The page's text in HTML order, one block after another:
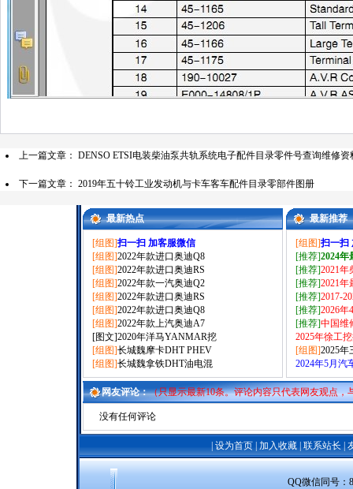
上一篇文章： DENSO ETSI电装柴油泵共轨系统电子配件目录零件号查询维修资
下一篇文章： 2019年五十铃工业发动机与卡车客车配件目录零部件图册
最新热点 最新推荐
[组图]扫一扫 加客服微信
[组图]2022年款进口奥迪Q8
[组图]2022年款进口奥迪RS
[组图]2022年款一汽奥迪Q2
[组图]2022年款进口奥迪RS
[组图]2022年款进口奥迪Q8
[组图]2022年款上汽奥迪A7
[图文]2020年洋马YANMAR挖
[组图]长城魏摩卡DHT PHEV
[组图]长城魏拿铁DHT油电混
[组图]扫一扫
[推荐]2024年
[推荐]2021年
[推荐]2021年
[推荐]2017-
[推荐]2026年
[推荐]中国维
2025年徐工
[组图]2025年
2024年5月汽
网友评论：（只显示最新10条。评论内容只代表网友观点，
没有任何评论
设为首页| 加入收藏| 联系站长
QQ微信同号：